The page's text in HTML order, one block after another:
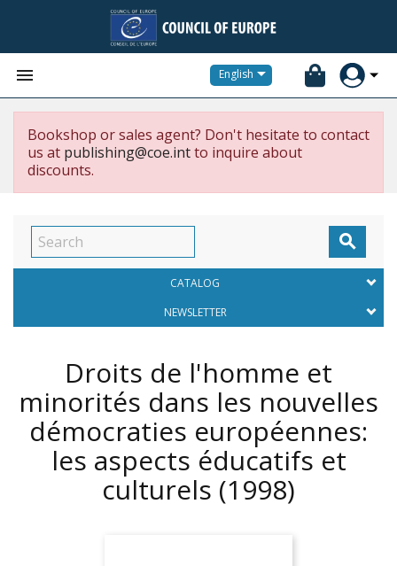
 English
Bookshop or sales agent? Don't hesitate to contact
us at publishing@coe.intto inquire about
discounts.

CATALOG
NEWSLETTER
Droits de l'homme et
minorités dans les nouvelles
démocraties européennes:
les aspects éducatifs et
culturels (1998)